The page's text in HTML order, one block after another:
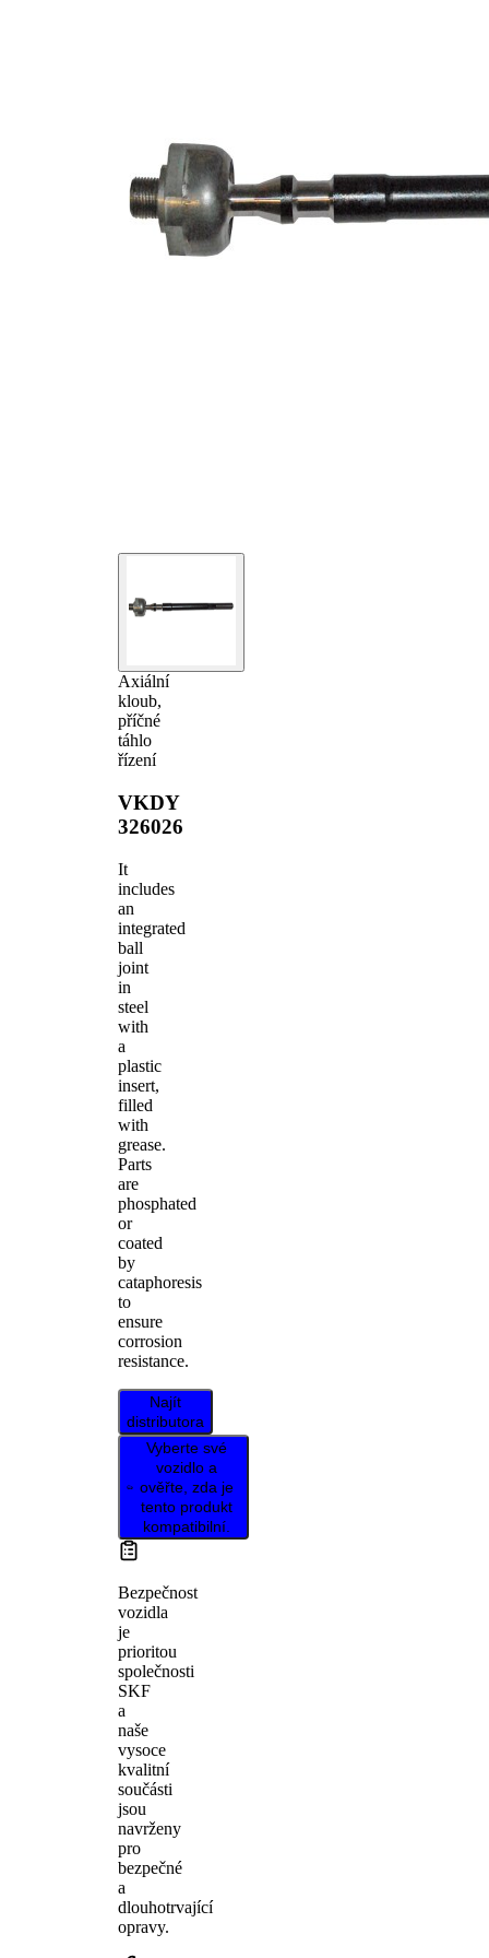
Axiální
kloub,
příčné
táhlo
řízení
VKDY
326026
It
includes
an
integrated
ball
joint
in
steel
with
a
plastic
insert,
filled
with
grease.
Parts
are
phosphated
or
coated
by
cataphoresis
to
ensure
corrosion
resistance.
Najít
distributora
Vyberte své
vozidlo a
ověřte, zda je
tento produkt
kompatibilní.
Bezpečnost
vozidla
je
prioritou
společnosti
SKF
a
naše
vysoce
kvalitní
součásti
jsou
navrženy
pro
bezpečné
a
dlouhotrvající
opravy.